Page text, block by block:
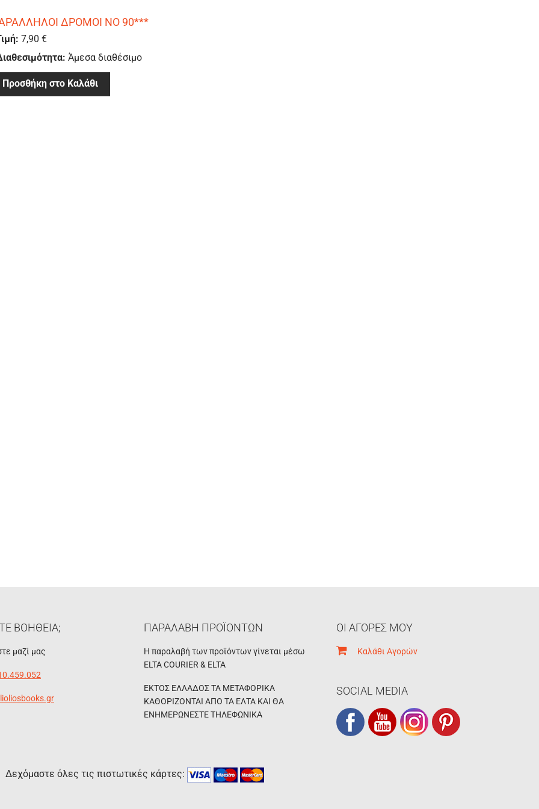
ΔΡΟΜΟΙ ΝΟ 90***
7,90 €
Άμεσα διαθέσιμο
Προσθήκη στο Καλάθι
ΒΟΗΘΕΙΑ;
μαζί μας
ΠΑΡΑΛΑΒΗ ΠΡΟΪΟΝΤΩΝ
Η παραλαβή των προϊόντων γίνεται μέσω
ELTA COURIER & ELTA
ΕΚΤΟΣ ΕΛΛΑΔΟΣ ΤΑ ΜΕΤΑΦΟΡΙΚΑ
ΚΑΘΟΡΙΖΟΝΤΑΙ ΑΠΟ ΤΑ ΕΛΤΑ ΚΑΙ ΘΑ
ΕΝΗΜΕΡΩΝΕΣΤΕ ΤΗΛΕΦΩΝΙΚΑ
ΟΙ ΑΓΟΡΕΣ ΜΟΥ
Καλάθι Αγορών
SOCIAL MEDIA
Δεχόμαστε όλες τις πιστωτικές κάρτες: